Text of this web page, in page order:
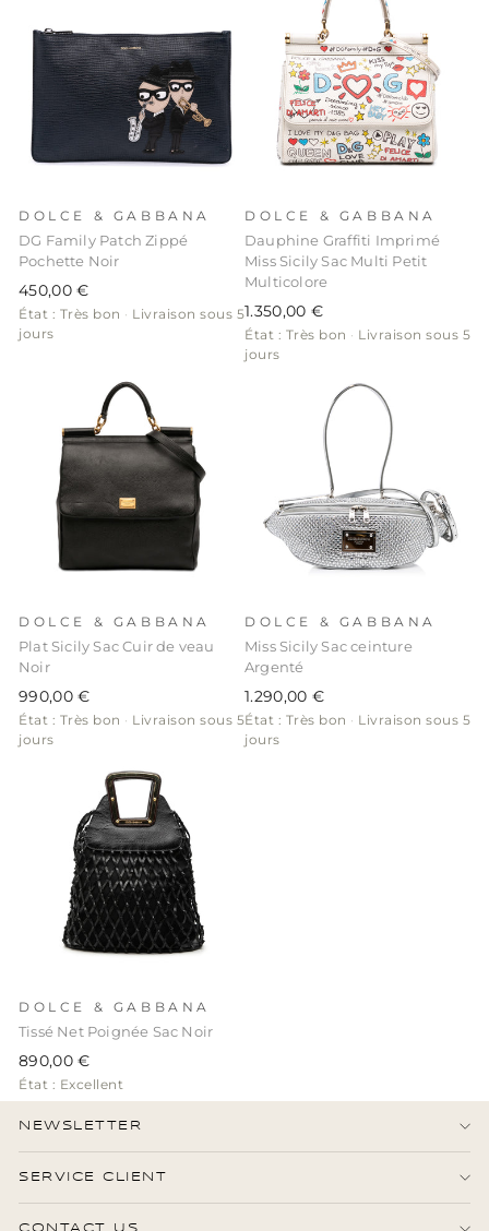
DOLCE & GABBANA
DG Family Patch Zippé
Pochette Noir
450,00 €
État : Très bon · Livraison sous 5
jours
DOLCE & GABBANA
Dauphine Graffiti Imprimé
Miss Sicily Sac Multi Petit
Multicolore
1.350,00 €
État : Très bon · Livraison sous 5
jours
DOLCE & GABBANA
Plat Sicily Sac Cuir de veau
Noir
990,00 €
État : Très bon · Livraison sous 5
jours
DOLCE & GABBANA
Miss Sicily Sac ceinture
Argenté
1.290,00 €
État : Très bon · Livraison sous 5
jours
DOLCE & GABBANA
Tissé Net Poignée Sac Noir
890,00 €
État : Excellent
NEWSLETTER
SERVICE CLIENT
CONTACT US